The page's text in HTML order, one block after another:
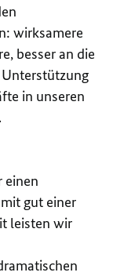
wirksamere
besser an die
in unseren
einen
gut einer
leisten wir